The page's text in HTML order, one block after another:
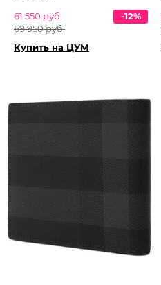
61 550 руб.
69 950 руб.
-12%
Купить на ЦУМ